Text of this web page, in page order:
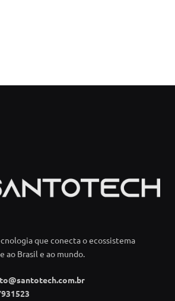
que conecta o ecossistema
ao Brasil e ao mundo.